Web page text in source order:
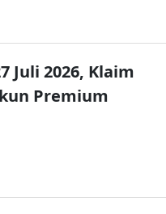
Juli 2026, Klaim
Premium